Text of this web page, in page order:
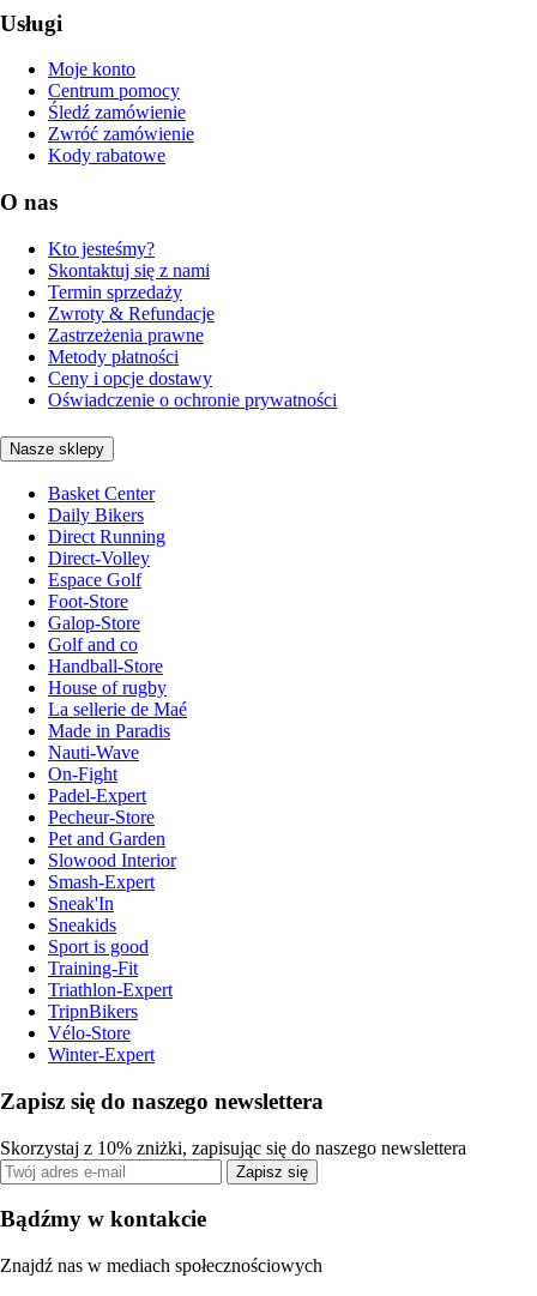
Usługi
Moje konto
Centrum pomocy
Śledź zamówienie
Zwróć zamówienie
Kody rabatowe
O nas
Kto jesteśmy?
Skontaktuj się z nami
Termin sprzedaży
Zwroty & Refundacje
Zastrzeżenia prawne
Metody płatności
Ceny i opcje dostawy
Oświadczenie o ochronie prywatności
Nasze sklepy
Basket Center
Daily Bikers
Direct Running
Direct-Volley
Espace Golf
Foot-Store
Galop-Store
Golf and co
Handball-Store
House of rugby
La sellerie de Maé
Made in Paradis
Nauti-Wave
On-Fight
Padel-Expert
Pecheur-Store
Pet and Garden
Slowood Interior
Smash-Expert
Sneak'In
Sneakids
Sport is good
Training-Fit
Triathlon-Expert
TripnBikers
Vélo-Store
Winter-Expert
Zapisz się do naszego newslettera
Skorzystaj z 10% zniżki, zapisując się do naszego newslettera
Zapisz się
Bądźmy w kontakcie
Znajdź nas w mediach społecznościowych